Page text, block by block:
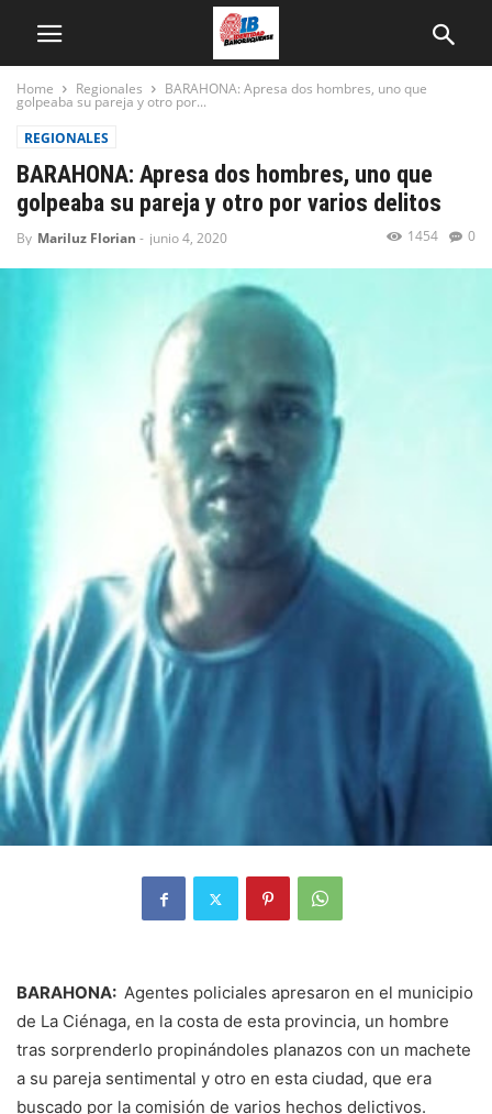
Home Regionales BARAHONA: Apresa dos hombres, uno que
golpeaba su pareja y otro por...
REGIONALES
BARAHONA: Apresa dos hombres, uno que
golpeaba su pareja y otro por varios delitos
By Mariluz Florian - junio 4, 2020 0
1454
BARAHONA: Agentes policiales apresaron en el municipio
de La Ciénaga, en la costa de esta provincia, un hombre
tras sorprenderlo propinándoles planazos con un machete
a su pareja sentimental y otro en esta ciudad, que era
buscado por la comisión de varios hechos delictivos.